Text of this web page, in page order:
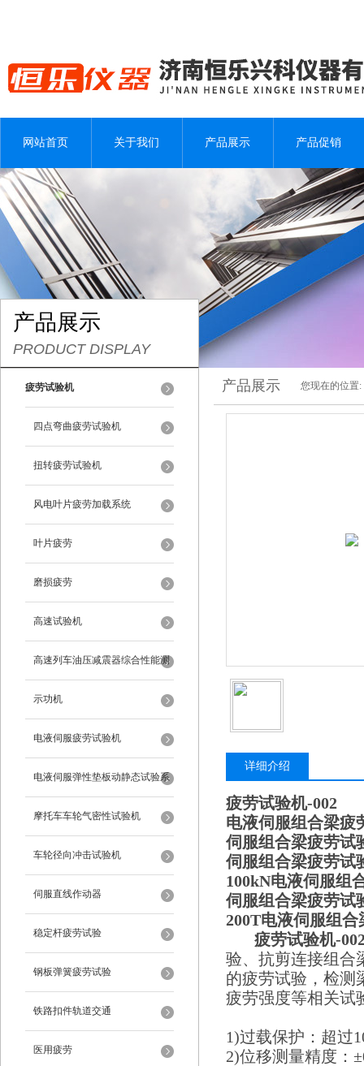
网站首页 关于我们 产品展示 产品促销
产品展示
PRODUCT DISPLAY
疲劳试验机
四点弯曲疲劳试验机
扭转疲劳试验机
风电叶片疲劳加载系统
叶片疲劳
磨损疲劳
高速试验机
高速列车油压减震器综合性能测
试试验台
示功机
电液伺服疲劳试验机
电液伺服弹性垫板动静态试验系
统
摩托车车轮气密性试验机
车轮径向冲击试验机
伺服直线作动器
稳定杆疲劳试验
钢板弹簧疲劳试验
铁路扣件轨道交通
医用疲劳
产品展示 您现在的位置:
详细介绍
疲劳试验机-002
电液伺服组合梁疲
伺服组合梁疲劳试
伺服组合梁疲劳试
100kN电液伺服组
伺服组合梁疲劳试
200T电液伺服组
疲劳试验机-
验、抗剪连接组合
的疲劳试验，检测
疲劳强度等相关试
1)过载保护：超过
2)位移测量精度：